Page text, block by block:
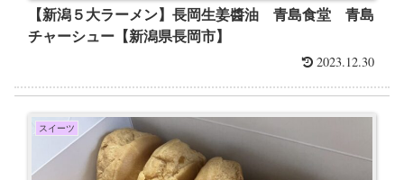
【新潟５大ラーメン】長岡生姜醬油 青島食堂 青島
チャーシュー【新潟県長岡市】
2023.12.30
スイーツ